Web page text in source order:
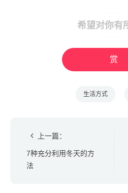
希望对你有
赏
生活方式
上一篇：
7种充分利用冬天的方
法